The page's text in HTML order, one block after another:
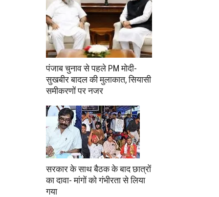
पंजाब चुनाव से पहले PM मोदी-
सुखबीर बादल की मुलाकात, सियासी
समीकरणों पर नजर
सरकार के साथ बैठक के बाद छात्रों
का दावा- मांगों को गंभीरता से लिया
गया